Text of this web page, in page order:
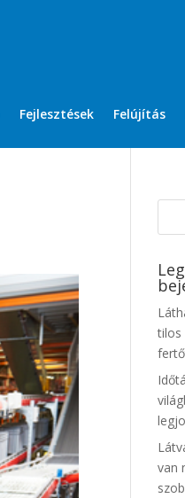
Fejlesztések Felújítás
tilos
van